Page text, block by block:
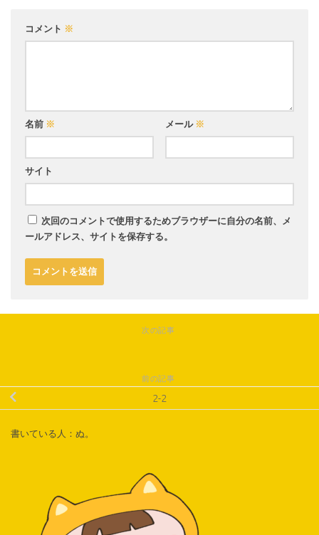
コメント ※
名前 ※ メール ※
サイト
次回のコメントで使用するためブラウザーに自分の名前、メ
ールアドレス、サイトを保存する。
次の記事
前の記事
2-2
書いている人：ぬ。